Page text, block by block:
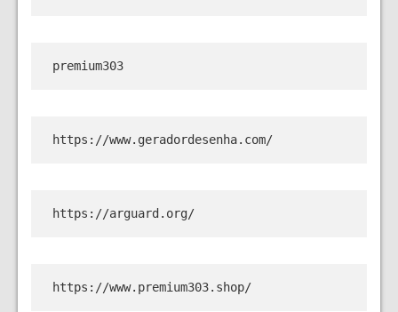
premium303
https://www.geradordesenha.com/
https://arguard.org/
https://www.premium303.shop/